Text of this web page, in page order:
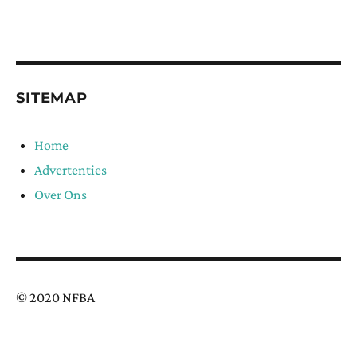
SITEMAP
Home
Advertenties
Over Ons
© 2020 NFBA